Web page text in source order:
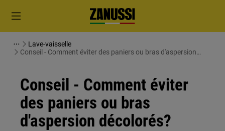
Lave-vaisselle
Conseil - Comment éviter des paniers ou bras d'aspersion
Conseil - Comment éviter
des paniers ou bras
d'aspersion décolorés?